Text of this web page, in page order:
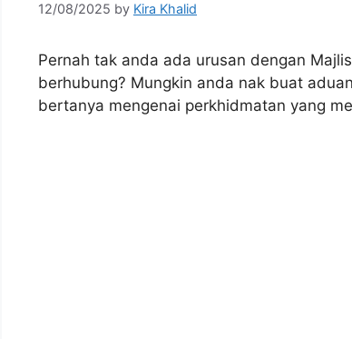
12/08/2025 by Kira Khalid
Pernah tak anda ada urusan dengan
berhubung? Mungkin anda nak buat
bertanya mengenai perkhidmatan yang